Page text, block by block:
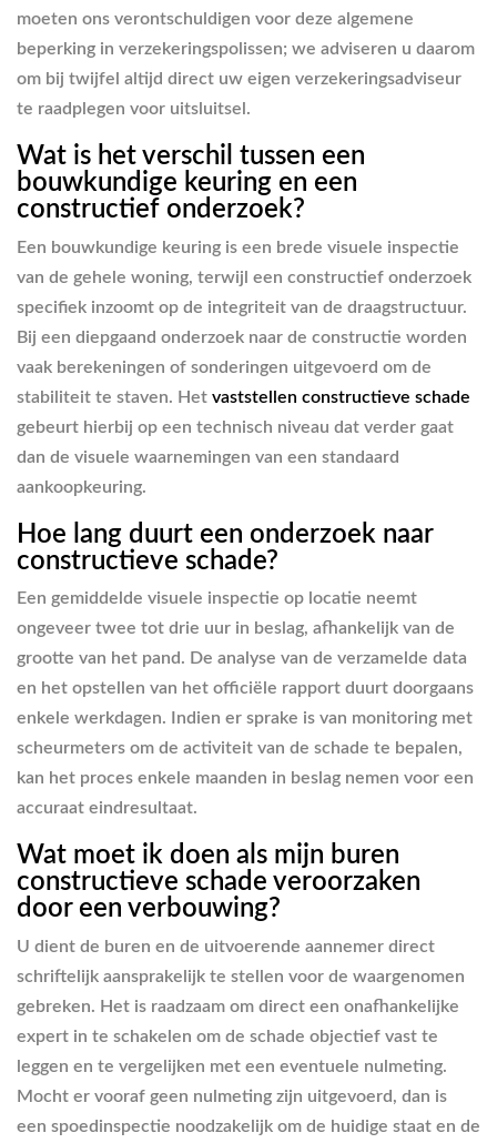
moeten ons verontschuldigen voor deze algemene
beperking in verzekeringspolissen; we adviseren u daarom
om bij twijfel altijd direct uw eigen verzekeringsadviseur
te raadplegen voor uitsluitsel.
Wat is het verschil tussen een
bouwkundige keuring en een
constructief onderzoek?
Een bouwkundige keuring is een brede visuele inspectie
van de gehele woning, terwijl een constructief onderzoek
specifiek inzoomt op de integriteit van de draagstructuur.
Bij een diepgaand onderzoek naar de constructie worden
vaak berekeningen of sonderingen uitgevoerd om de
stabiliteit te staven. Het vaststellen constructieve schade
gebeurt hierbij op een technisch niveau dat verder gaat
dan de visuele waarnemingen van een standaard
aankoopkeuring.
Hoe lang duurt een onderzoek naar
constructieve schade?
Een gemiddelde visuele inspectie op locatie neemt
ongeveer twee tot drie uur in beslag, afhankelijk van de
grootte van het pand. De analyse van de verzamelde data
en het opstellen van het officiële rapport duurt doorgaans
enkele werkdagen. Indien er sprake is van monitoring met
scheurmeters om de activiteit van de schade te bepalen,
kan het proces enkele maanden in beslag nemen voor een
accuraat eindresultaat.
Wat moet ik doen als mijn buren
constructieve schade veroorzaken
door een verbouwing?
U dient de buren en de uitvoerende aannemer direct
schriftelijk aansprakelijk te stellen voor de waargenomen
gebreken. Het is raadzaam om direct een onafhankelijke
expert in te schakelen om de schade objectief vast te
leggen en te vergelijken met een eventuele nulmeting.
Mocht er vooraf geen nulmeting zijn uitgevoerd, dan is
een spoedinspectie noodzakelijk om de huidige staat en de